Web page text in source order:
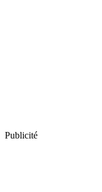
Publicité